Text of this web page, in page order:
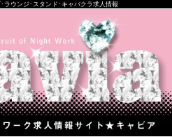
ラウンジ･スタンド･キャバクラ求人情報